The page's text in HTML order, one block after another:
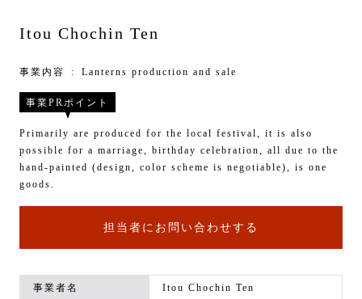
Itou Chochin Ten
事業内容 Lanterns production and sale
事業PRポイント
Primarily are produced for the local festival, it is also
possible for a marriage, birthday celebration, all due to the
hand-painted (design, color scheme is negotiable), is one
goods.
担当者にお問い合わせする
事業者名 Itou Chochin Ten